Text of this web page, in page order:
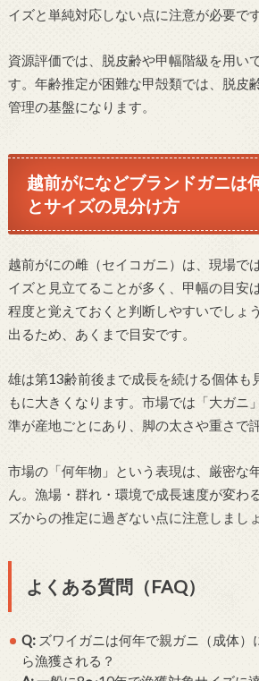
イズと単純対応しない点に注意が必要です
資源評価では、脱皮齢や甲幅階級を用い
す。年齢推定が困難な甲殻類では、脱皮
管理の基盤になります。
越前がになどブランドガニは
とサイズの見分け方
越前がにの雌（セイコガニ）は、現場で
イズと見立てることが多く、甲幅の目安
程度と覚えておくと判断しやすいでしょ
出るため、あくまで目安です。
雄は第13齢前後まで成長を続ける個体も
もに大きくなります。市場では「大ガニ
準が産地ごとにあり、脚の太さや重さで
市場の「何年物」という表現は、厳密な
ん。漁場・群れ・環境で成長速度が変わ
ズからの推定に過ぎない点に注意しましょ
よくある質問（FAQ）
Q: ズワイガニは何年で親ガニ（成体
ら漁獲される？